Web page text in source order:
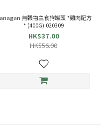
無穀物主食狗罐頭 *雞肉配方
* (400G) 020309
HK$37.00
HK$56.00